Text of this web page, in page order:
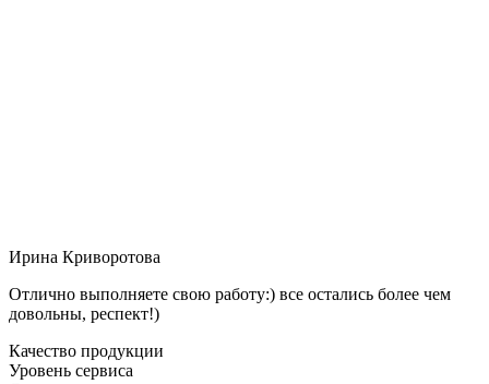
Ирина Криворотова
Отлично выполняете свою работу:) все остались более чем
довольны, респект!)
Качество продукции
Уровень сервиса